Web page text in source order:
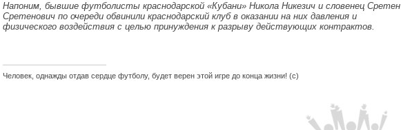
Напоним, бывшие футболисты краснодарской «Кубани» Никола Никезич и словенец Сретен
Сретенович по очереди обвинили краснодарский клуб в оказании на них давления и
физического воздействия с целью принуждения к разрыву действующих контрактов.
Человек, однажды отдав сердце футболу, будет верен этой игре до конца жизни! (с)